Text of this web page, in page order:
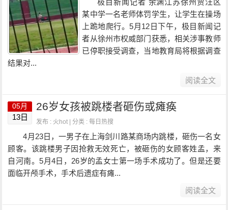
极目新闻记者 余渊江苏徐州贾汪区
某中学一名老师体罚学生，让学生在操场
上跪地爬行。5月12日下午，极目新闻记
者从徐州市权威部门获悉，相关涉事教师
已停职接受调查，当地教育局将根据调查
结果对...
阅读全文
05月
13日
26岁女孩被跳楼者砸伤或瘫痪
发布 : 火hot | 分类 :每日热搜
4月23日，一男子在上海剑川路某商场内跳楼，砸伤一名女
顾客。该跳楼男子因抢救无效死亡，被砸伤的女顾客姓孟，来
自河南。5月4日，26岁的孟女士第一场手术成功了。但是还要
面临开颅手术，手术后遗症有瘫...
阅读全文